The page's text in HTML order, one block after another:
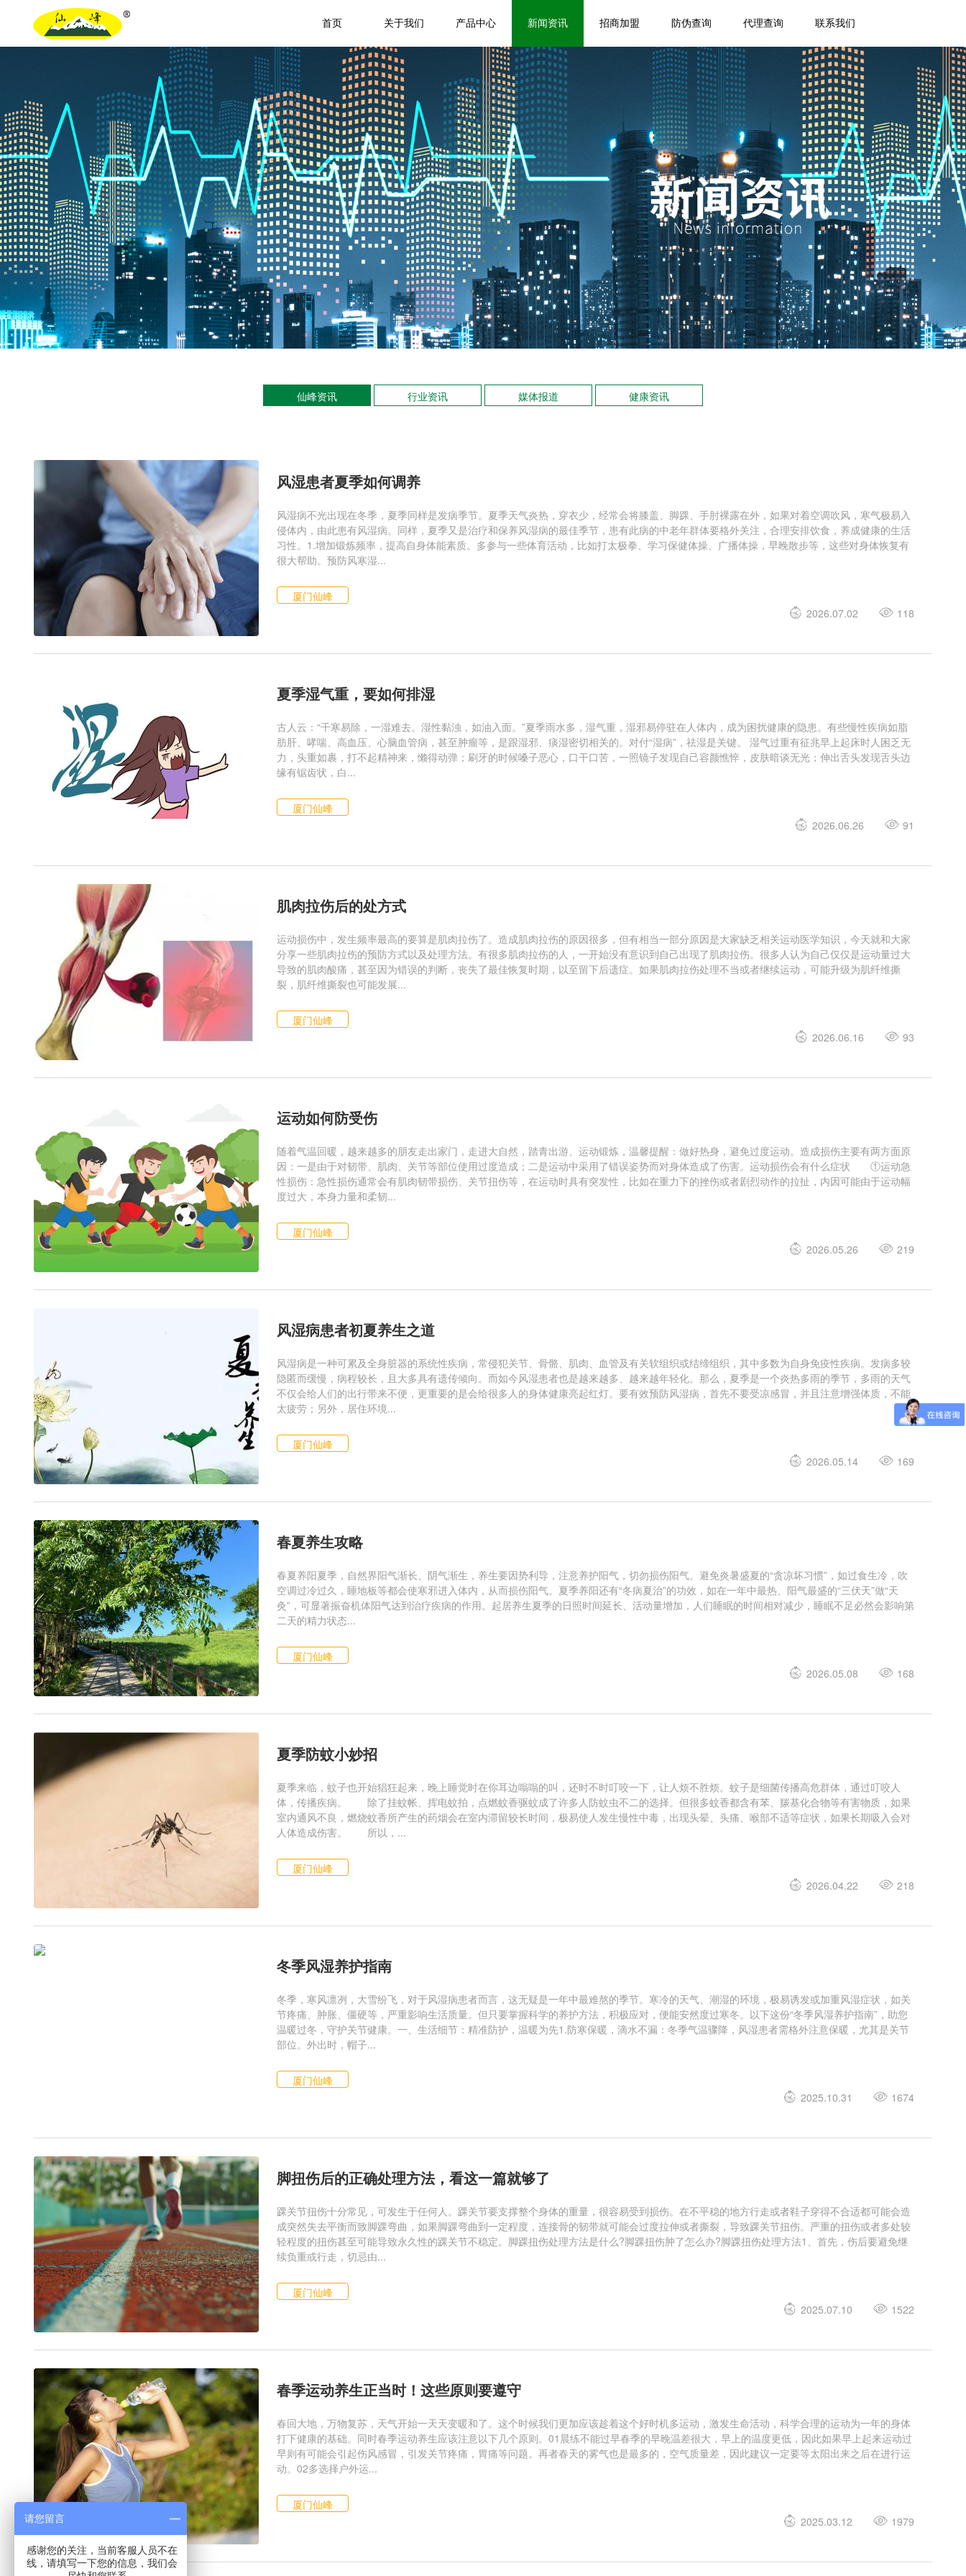
首页 关于我们 产品中心 新闻资讯 招商加盟 防伪查询 代理查询 联系我们
仙峰资讯 行业资讯 媒体报道 健康资讯
风湿患者夏季如何调养
风湿病不光出现在冬季，夏季同样是发病季节。夏季天气炎热，穿衣少，经常会将膝盖、脚踝、手肘裸露在外，如果对着空调吹风，寒气极易入
侵体内，由此患有风湿病。同样，夏季又是治疗和保养风湿病的最佳季节，患有此病的中老年群体要格外关注，合理安排饮食，养成健康的生活
习性。1.增加锻炼频率，提高自身体能素质。多参与一些体育活动，比如打太极拳、学习保健体操、广播体操，早晚散步等，这些对身体恢复有
很大帮助。预防风寒湿...
厦门仙峰
2026.07.02
118
夏季湿气重，要如何排湿
古人云：“千寒易除，一湿难去。湿性黏浊，如油入面。”夏季雨水多，湿气重，湿邪易停驻在人体内，成为困扰健康的隐患。有些慢性疾病如脂
肪肝、哮喘、高血压、心脑血管病，甚至肿瘤等，是跟湿邪、痰湿密切相关的。对付“湿病”，祛湿是关键。 湿气过重有征兆早上起床时人困乏无
力，头重如裹，打不起精神来，懒得动弹；刷牙的时候嗓子恶心，口干口苦，一照镜子发现自己容颜憔悴，皮肤暗谈无光；伸出舌头发现舌头边
缘有锯齿状，白...
厦门仙峰
2026.06.26
91
肌肉拉伤后的处方式
运动损伤中，发生频率最高的要算是肌肉拉伤了。造成肌肉拉伤的原因很多，但有相当一部分原因是大家缺乏相关运动医学知识，今天就和大家
分享一些肌肉拉伤的预防方式以及处理方法。有很多肌肉拉伤的人，一开始没有意识到自己出现了肌肉拉伤。很多人认为自己仅仅是运动量过大
导致的肌肉酸痛，甚至因为错误的判断，丧失了最佳恢复时期，以至留下后遗症。如果肌肉拉伤处理不当或者继续运动，可能升级为肌纤维撕
裂，肌纤维撕裂也可能发展...
厦门仙峰
2026.06.16
93
运动如何防受伤
随着气温回暖，越来越多的朋友走出家门，走进大自然，踏青出游、运动锻炼，温馨提醒：做好热身，避免过度运动。造成损伤主要有两方面原
因：一是由于对韧带、肌肉、关节等部位使用过度造成；二是运动中采用了错误姿势而对身体造成了伤害。运动损伤会有什么症状 ①运动急
性损伤：急性损伤通常会有肌肉韧带损伤、关节扭伤等，在运动时具有突发性，比如在重力下的挫伤或者剧烈动作的拉扯，内因可能由于运动幅
度过大，本身力量和柔韧...
厦门仙峰
2026.05.26
219
风湿病患者初夏养生之道
风湿病是一种可累及全身脏器的系统性疾病，常侵犯关节、骨骼、肌肉、血管及有关软组织或结缔组织，其中多数为自身免疫性疾病。发病多较
隐匿而缓慢，病程较长，且大多具有遗传倾向。而如今风湿患者也是越来越多、越来越年轻化。那么，夏季是一个炎热多雨的季节，多雨的天气
不仅会给人们的出行带来不便，更重要的是会给很多人的身体健康亮起红灯。要有效预防风湿病，首先不要受凉感冒，并且注意增强体质，不能
太疲劳；另外，居住环境...
厦门仙峰
2026.05.14
169
春夏养生攻略
春夏养阳夏季，自然界阳气渐长、阴气渐生，养生要因势利导，注意养护阳气，切勿损伤阳气。避免炎暑盛夏的“贪凉坏习惯”，如过食生冷，吹
空调过冷过久，睡地板等都会使寒邪进入体内，从而损伤阳气。夏季养阳还有“冬病夏治”的功效，如在一年中最热、阳气最盛的“三伏天”做“天
灸”，可显著振奋机体阳气达到治疗疾病的作用。起居养生夏季的日照时间延长、活动量增加，人们睡眠的时间相对减少，睡眠不足必然会影响第
二天的精力状态...
厦门仙峰
2026.05.08
168
夏季防蚊小妙招
夏季来临，蚊子也开始猖狂起来，晚上睡觉时在你耳边嗡嗡的叫，还时不时叮咬一下，让人烦不胜烦。蚊子是细菌传播高危群体，通过叮咬人
体，传播疾病。 除了挂蚊帐、挥电蚊拍，点燃蚊香驱蚊成了许多人防蚊虫不二的选择。但很多蚊香都含有苯、羰基化合物等有害物质，如果
室内通风不良，燃烧蚊香所产生的药烟会在室内滞留较长时间，极易使人发生慢性中毒，出现头晕、头痛、喉部不适等症状，如果长期吸入会对
人体造成伤害。 所以，...
厦门仙峰
2026.04.22
218
冬季风湿养护指南
冬季，寒风凛冽，大雪纷飞，对于风湿病患者而言，这无疑是一年中最难熬的季节。寒冷的天气、潮湿的环境，极易诱发或加重风湿症状，如关
节疼痛、肿胀、僵硬等，严重影响生活质量。但只要掌握科学的养护方法，积极应对，便能安然度过寒冬。以下这份“冬季风湿养护指南”，助您
温暖过冬，守护关节健康。一、生活细节：精准防护，温暖为先1.防寒保暖，滴水不漏：冬季气温骤降，风湿患者需格外注意保暖，尤其是关节
部位。外出时，帽子...
厦门仙峰
2025.10.31
1674
脚扭伤后的正确处理方法，看这一篇就够了
踝关节扭伤十分常见，可发生于任何人。踝关节要支撑整个身体的重量，很容易受到损伤。在不平稳的地方行走或者鞋子穿得不合适都可能会造
成突然失去平衡而致脚踝弯曲，如果脚踝弯曲到一定程度，连接骨的韧带就可能会过度拉伸或者撕裂，导致踝关节扭伤。严重的扭伤或者多处较
轻程度的扭伤甚至可能导致永久性的踝关节不稳定。脚踝扭伤处理方法是什么?脚踝扭伤肿了怎么办?脚踝扭伤处理方法1、首先，伤后要避免继
续负重或行走，切忌由...
厦门仙峰
2025.07.10
1522
春季运动养生正当时！这些原则要遵守
春回大地，万物复苏，天气开始一天天变暖和了。这个时候我们更加应该趁着这个好时机多运动，激发生命活动，科学合理的运动为一年的身体
打下健康的基础。同时春季运动养生应该注意以下几个原则。01晨练不能过早春季的早晚温差很大，早上的温度更低，因此如果早上起来运动过
早则有可能会引起伤风感冒，引发关节疼痛，胃痛等问题。再者春天的雾气也是最多的，空气质量差，因此建议一定要等太阳出来之后在进行运
动。02多选择户外运...
厦门仙峰
2025.03.12
1979
请您留言
感谢您的关注，当前客服人员不在
线，请填写一下您的信息，我们会